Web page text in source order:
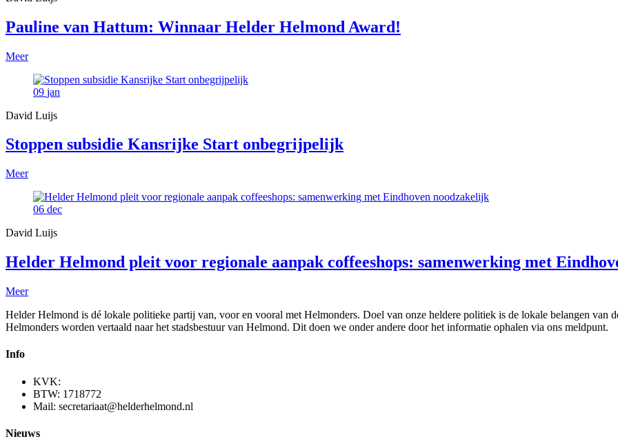
Pauline van Hattum: Winnaar Helder Helmond Award!
Meer
09 jan
David Luijs
Stoppen subsidie Kansrijke Start onbegrijpelijk
Meer
06 dec
David Luijs
Helder Helmond pleit voor regionale aanpak coffeeshops: samenwerking met
Meer
Helder Helmond is dé lokale politieke partij van, voor en vooral met Helmonders. Doel van onze heldere politiek is de lokale belangen van
Helmonders worden vertaald naar het stadsbestuur van Helmond. Dit doen we onder andere door het informatie ophalen via ons meldpunt.
Info
KVK:
BTW: 1718772
Mail: secretariaat@helderhelmond.nl
Nieuws